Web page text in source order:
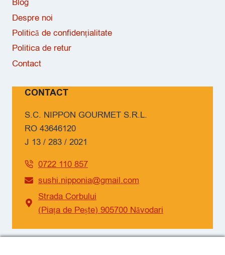
Blog
Despre noi
Politică de confidențialitate
Politica de retur
Contact
CONTACT
S.C. NIPPON GOURMET S.R.L.
RO 43646120
J 13 / 283 / 2021
0722 110 857
sushi.nipponia@gmail.com
Strada Corbului
(Piața de Pește) 905700 Năvodari